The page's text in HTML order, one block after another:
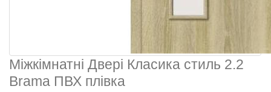
Міжкімнатні Двері Класика стиль 2.2
Brama ПВХ плівка